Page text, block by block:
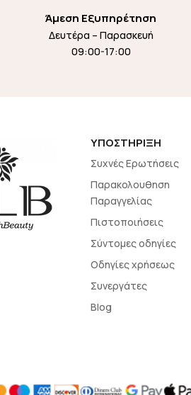
Άμεση Εξυπηρέτηση
Δευτέρα – Παρασκευή
09:00-17:00
ΥΠΟΣΤΗΡΙΞΗ
Συχνές Ερωτήσεις
Παρακολουθηση
Παραγγελίας
Πιστοποιήσεις
Σύντομες οδηγίες
Οδηγίες χρήσεως
Συνεργάτες
Blog